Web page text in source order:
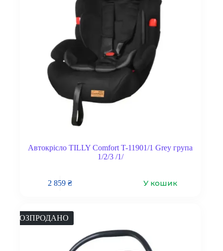
Автокрісло TILLY Comfort T-11901/1 Grey група
1/2/3 /1/
2 859₴ У кошик
РОЗПРОДАНО